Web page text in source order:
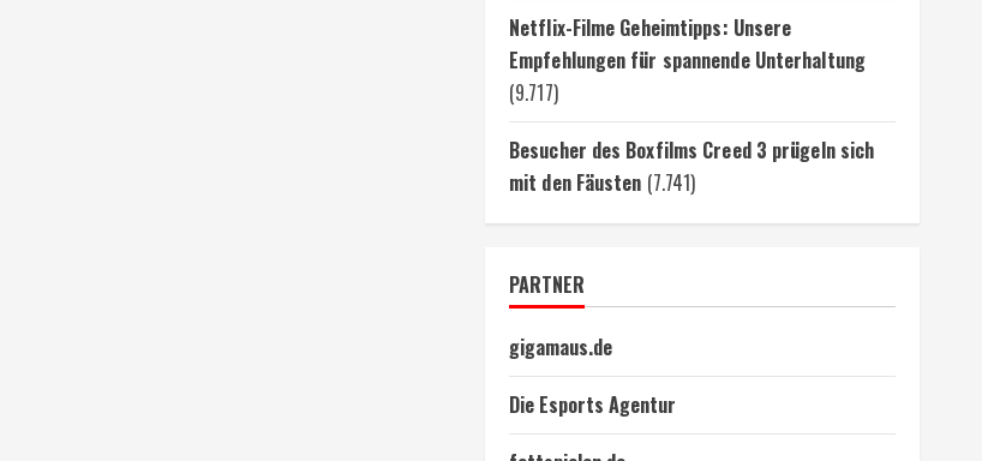
Netflix-Filme Geheimtipps: Unsere
Empfehlungen für spannende Unterhaltung
(9.717)
Besucher des Boxfilms Creed 3 prügeln sich
mit den Fäusten (7.741)
PARTNER
gigamaus.de
Die Esports Agentur